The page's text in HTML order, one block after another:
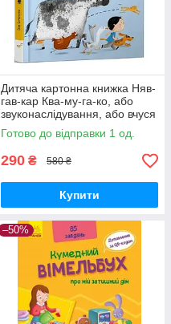
Дитяча картонна книжка Няв-
гав-кар Ква-му-га-ко, або
звуконаслідування, або вчуся
говорити Симоненко О. Час
майстрів
Готово до відправки 1 од.
290 ₴ 580 ₴
Купити
–50%